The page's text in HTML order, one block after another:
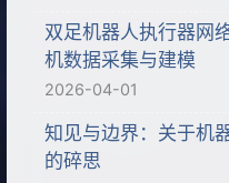
双足机器人执行器网
机数据采集与建模
2026-04-01
知见与边界：关于机
的碎思